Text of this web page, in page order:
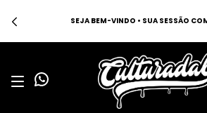
SEJA BEM-VINDO • SUA SESSÃO